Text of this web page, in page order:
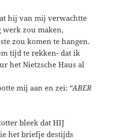
hij van mij verwachtte
werk zou maken,
zou komen te hangen.
tijd te rekken- dat ik
het Nietzsche Haus al
mij aan en zei: “ABER
bleek dat HIJ
het briefje destijds